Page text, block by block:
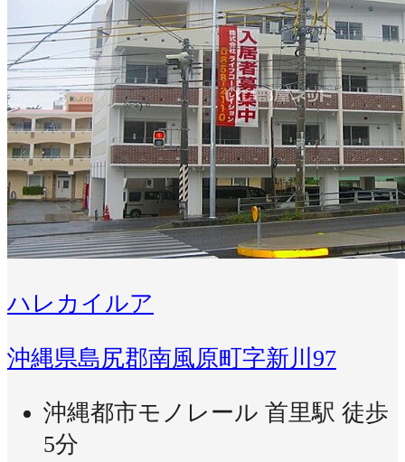
ハレカイルア
沖縄県島尻郡南風原町字新川97
沖縄都市モノレール 首里駅 徒歩
5分